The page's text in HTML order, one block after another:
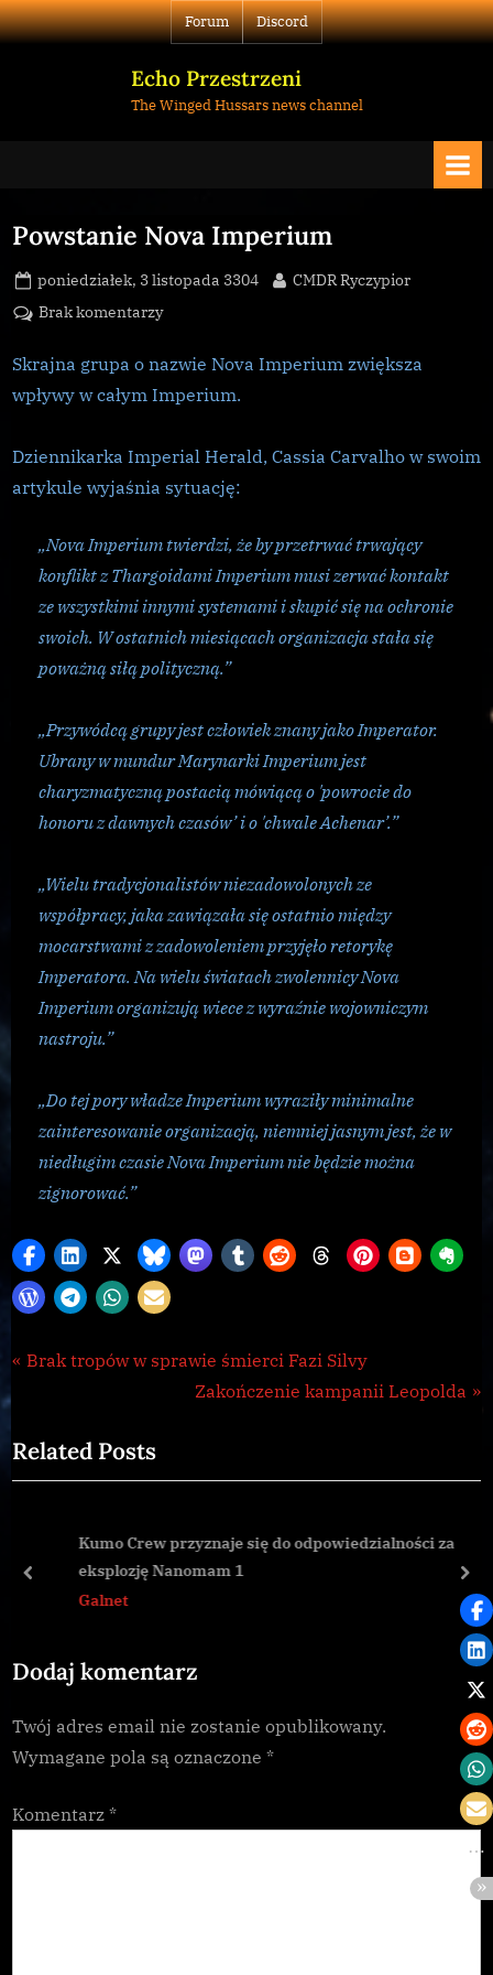
Skip
to
Forum Discord
Echo Przestrzeni
The Winged Hussars news channel
Powstanie Nova Imperium
Posted
on
poniedziałek, 3 listopada 3304 By
CMDR Ryczypior
Brak komentarzydo
Nova
Imperium
Skrajna grupa o nazwie Nova Imperium zwiększa
wpływy w całym Imperium.
Dziennikarka Imperial Herald, Cassia Carvalho w swoim
artykule wyjaśnia sytuację:
„Nova Imperium twierdzi, że by przetrwać trwający
konflikt z Thargoidami Imperium musi zerwać kontakt
ze wszystkimi innymi systemami i skupić się na ochronie
swoich. W ostatnich miesiącach organizacja stała się
poważną siłą polityczną.”
„Przywódcą grupy jest człowiek znany jako Imperator.
Ubrany w mundur Marynarki Imperium jest
charyzmatyczną postacią mówiącą o 'powrocie do
honoru z dawnych czasów’ i o 'chwale Achenar’.”
„Wielu tradycjonalistów niezadowolonych ze
współpracy, jaka zawiązała się ostatnio między
mocarstwami z zadowoleniem przyjęło retorykę
Imperatora. Na wielu światach zwolennicy Nova
Imperium organizują wiece z wyraźnie wojowniczym
nastroju.”
„Do tej pory władze Imperium wyraziły minimalne
zainteresowanie organizacją, niemniej jasnym jest, że w
niedługim czasie Nova Imperium nie będzie można
zignorować.”
Galnet
Nawigacja
P
v
i
s
s
:
Brak tropów w sprawie śmierci Fazi Silvy
N
t
o
s
Zakończenie kampanii Leopolda
Related Posts
Kumo Crew przyznaje się do odpowiedzialności za
eksplozję Nanomam 1
Galnet
prev
Dodaj komentarz
Twój adres email nie zostanie opublikowany.
Wymagane pola są oznaczone *
Komentarz *